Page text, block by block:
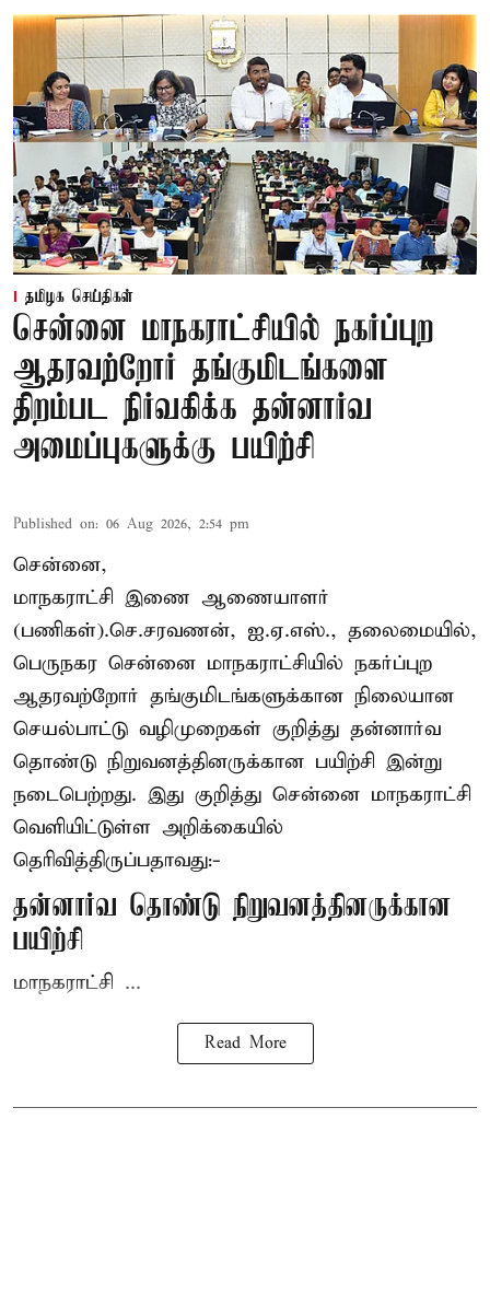
தமிழக செய்திகள்
சென்னை மாநகராட்சியில் நகர்ப்புற
ஆதரவற்றோர் தங்குமிடங்களை
திறம்பட நிர்வகிக்க தன்னார்வ
அமைப்புகளுக்கு பயிற்சி
Published on: 06 Aug 2026, 2:54 pm
சென்னை,
மாநகராட்சி இணை ஆணையாளர்
(பணிகள்).செ.சரவணன், ஐ.ஏ.எஸ்., தலைமையில்,
பெருநகர சென்னை மாநகராட்சியில் நகர்ப்புற
ஆதரவற்றோர் தங்குமிடங்களுக்கான நிலையான
செயல்பாட்டு வழிமுறைகள் குறித்து தன்னார்வ
தொண்டு நிறுவனத்தினருக்கான பயிற்சி இன்று
நடைபெற்றது. இது குறித்து சென்னை மாநகராட்சி
வெளியிட்டுள்ள அறிக்கையில்
தெரிவித்திருப்பதாவது:-
தன்னார்வ தொண்டு நிறுவனத்தினருக்கான
பயிற்சி
மாநகராட்சி ...
Read More